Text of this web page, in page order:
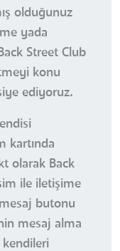
olduğunuz
yada
Street Club
konu
ediyoruz.
kartında
olarak Back
ile iletişime
butonu
mesaj alma
kendileri